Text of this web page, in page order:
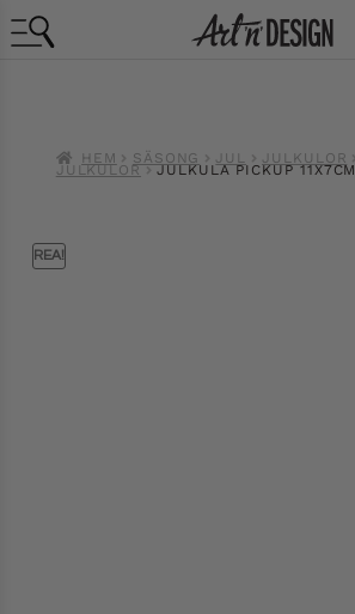
HEM SÄSONG JUL JULKULOR
JULKULOR JULKULA PICKUP 11X7CM
REA!